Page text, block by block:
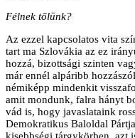
Félnek tőlünk?
Az ezzel kapcsolatos vita
tart ma Szlovákia az ez
hozzá, bizottsági szinten
már ennél alpáribb
némiképp mindenkit
amit mondunk, falra hányt
vád is, hogy javaslataink
Demokratikus Baloldal
kisebbségi tárgykörben, azt